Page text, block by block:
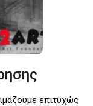
επιτυχώς